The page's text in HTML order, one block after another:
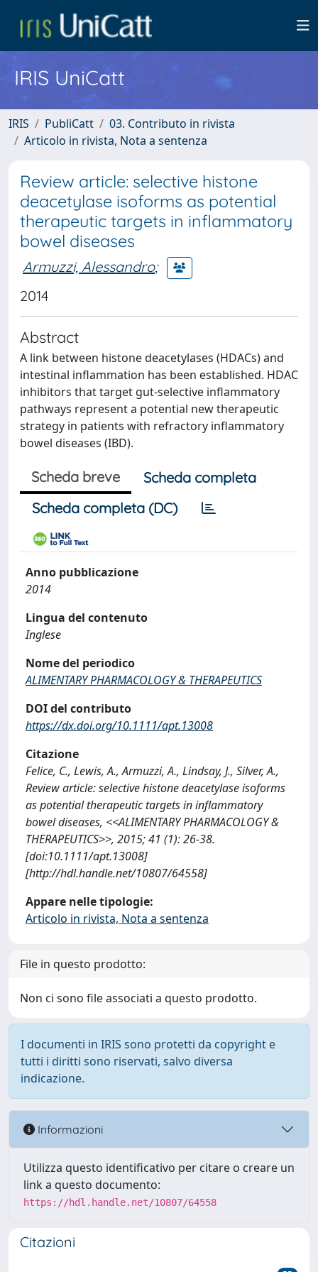
IRIS UniCatt
IRIS PubliCatt
03. Contributo in rivista
Articolo in rivista, Nota a sentenza
Review article: selective histone
deacetylase isoforms as potential
therapeutic targets in inflammatory
bowel diseases
Armuzzi, Alessandro;
2014
Abstract
A link between histone deacetylases (HDACs) and
intestinal inflammation has been established. HDAC
inhibitors that target gut-selective inflammatory
pathways represent a potential new therapeutic
strategy in patients with refractory inflammatory
bowel diseases (IBD).
Scheda breve
Scheda completa
Scheda completa (DC)
Anno pubblicazione
2014
Lingua del contenuto
Inglese
Nome del periodico
ALIMENTARY PHARMACOLOGY & THERAPEUTICS
DOI del contributo
https://dx.doi.org/10.1111/apt.13008
Citazione
Felice, C., Lewis, A., Armuzzi, A., Lindsay, J., Silver, A.,
Review article: selective histone deacetylase isoforms
as potential therapeutic targets in inflammatory
bowel diseases, <<ALIMENTARY PHARMACOLOGY &
THERAPEUTICS>>, 2015; 41 (1): 26-38.
[doi:10.1111/apt.13008]
[http://hdl.handle.net/10807/64558]
Appare nelle tipologie:
Articolo in rivista, Nota a sentenza
File in questo prodotto:
Non ci sono file associati a questo prodotto.
I documenti in IRIS sono protetti da copyright e
tutti i diritti sono riservati, salvo diversa
indicazione.
Informazioni
Utilizza questo identificativo per citare o creare un
link a questo documento:
https://hdl.handle.net/10807/64558
Citazioni